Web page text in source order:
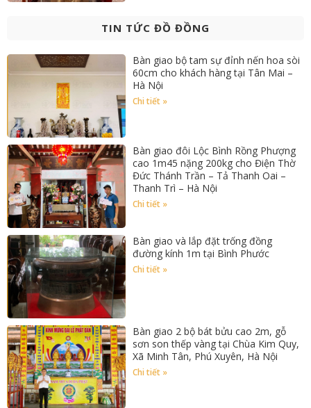
TIN TỨC ĐỒ ĐỒNG
Bàn giao bộ tam sự đỉnh nến hoa sòi
60cm cho khách hàng tại Tân Mai –
Hà Nội
Chi tiết »
Bàn giao đôi Lộc Bình Rồng Phượng
cao 1m45 nặng 200kg cho Điện Thờ
Đức Thánh Trần – Tả Thanh Oai –
Thanh Trì – Hà Nội
Chi tiết »
Bàn giao và lắp đặt trống đồng
đường kính 1m tại Bình Phước
Chi tiết »
Bàn giao 2 bộ bát bửu cao 2m, gỗ
sơn son thếp vàng tại Chùa Kim Quy,
Xã Minh Tân, Phú Xuyên, Hà Nội
Chi tiết »